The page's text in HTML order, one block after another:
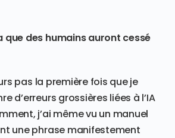
que des humains auront cessé
pas la première fois que je
d’erreurs grossières liées à l’IA
j’ai même vu un manuel
une phrase manifestement